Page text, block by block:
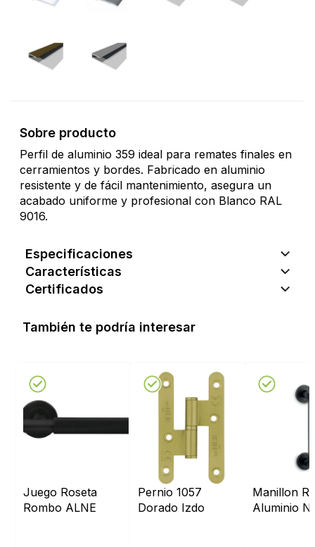
Sobre producto
Perfil de aluminio 359 ideal para remates finales en
cerramientos y bordes. Fabricado en aluminio
resistente y de fácil mantenimiento, asegura un
acabado uniforme y profesional con Blanco RAL
9016.
Especificaciones
Características
Certificados
También te podría interesar
Juego Roseta
Rombo ALNE
Pernio 1057
Dorado Izdo
Manillon
Aluminio